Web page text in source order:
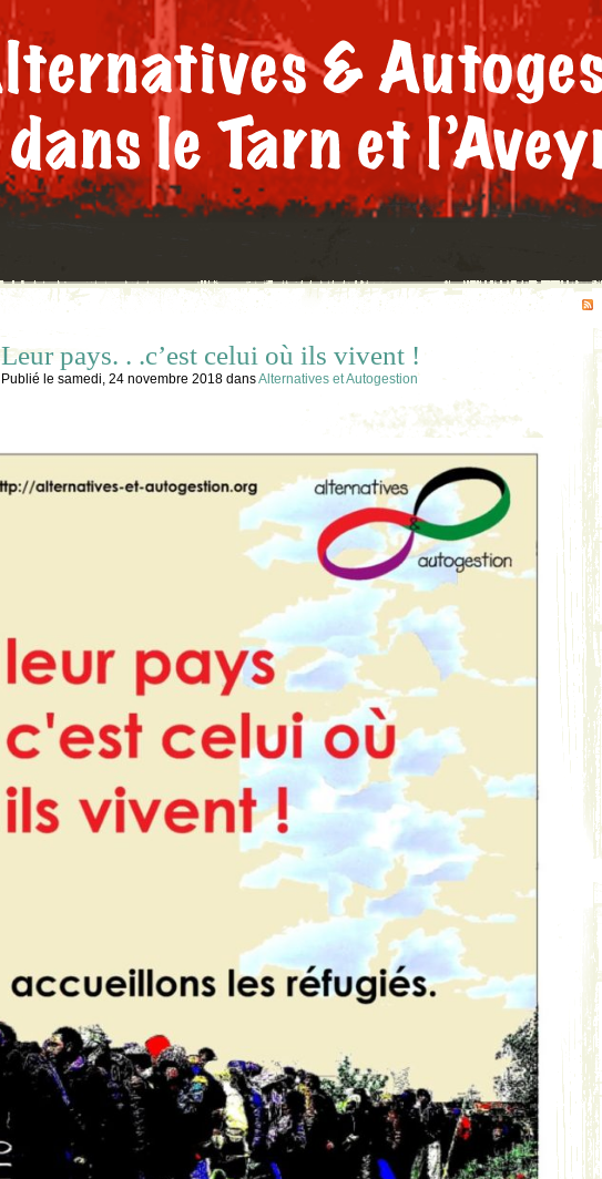
Leur pays. . .c’est celui où ils vivent !
Publié le samedi, 24 novembre 2018 dansAlternatives et Autogestion